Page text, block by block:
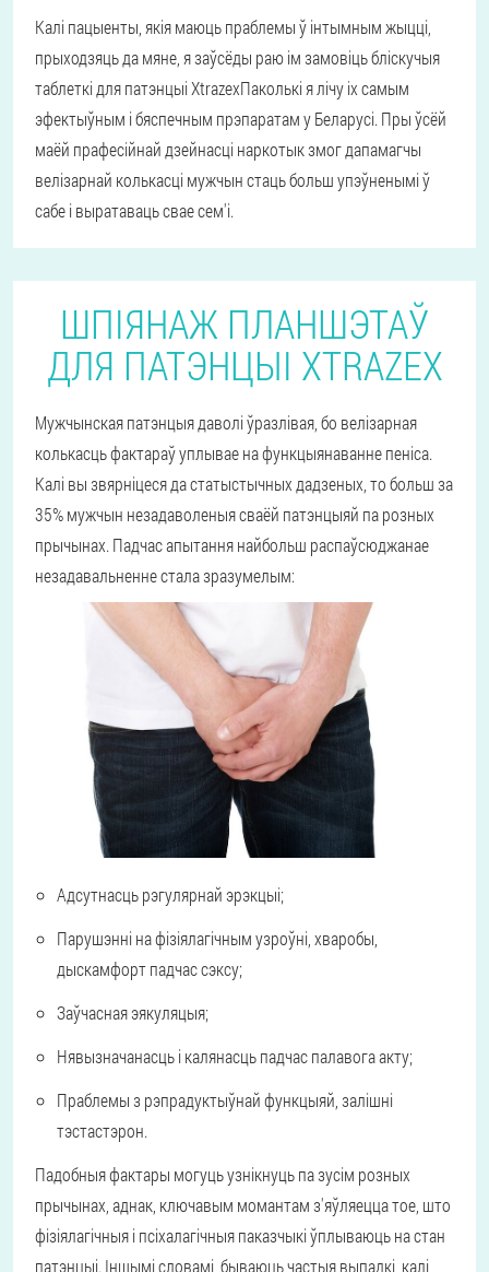
Калі пацыенты, якія маюць праблемы ў інтымным жыцці,
прыходзяць да мяне, я заўсёды раю ім замовіць бліскучыя
таблеткі для патэнцыі XtrazexПаколькі я лічу іх самым
эфектыўным і бяспечным прэпаратам у Беларусі. Пры ўсёй
маёй прафесійнай дзейнасці наркотык змог дапамагчы
велізарнай колькасці мужчын стаць больш упэўненымі ў
сабе і выратаваць свае сем'і.
ШПІЯНАЖ ПЛАНШЭТАЎ
ДЛЯ ПАТЭНЦЫІ XTRAZEX
Мужчынская патэнцыя даволі ўразлівая, бо велізарная
колькасць фактараў уплывае на функцыянаванне пеніса.
Калі вы звярніцеся да статыстычных дадзеных, то больш за
35% мужчын незадаволеныя сваёй патэнцыяй па розных
прычынах. Падчас апытання найбольш распаўсюджанае
незадавальненне стала зразумелым:
Адсутнасць рэгулярнай эрэкцыі;
Парушэнні на фізіялагічным узроўні, хваробы,
дыскамфорт падчас сэксу;
Заўчасная эякуляцыя;
Нявызначанасць і калянасць падчас палавога акту;
Праблемы з рэпрадуктыўнай функцыяй, залішні
тэстастэрон.
Падобныя фактары могуць узнікнуць па зусім розных
прычынах, аднак, ключавым момантам з'яўляецца тое, што
фізіялагічныя і псіхалагічныя паказчыкі ўплываюць на стан
патэнцыі. Іншымі словамі, бываюць частыя выпадкі, калі